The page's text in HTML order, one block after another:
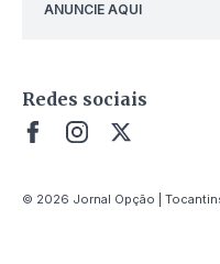
ANUNCIE AQUI
Redes sociais
© 2026 Jornal Opção |